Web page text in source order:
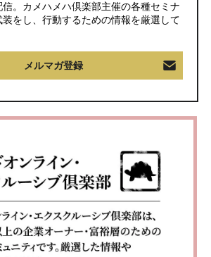
。カメハメハ倶楽部主催の各種セミナ
をし、行動するための情報を厳選して
メルマガ登録